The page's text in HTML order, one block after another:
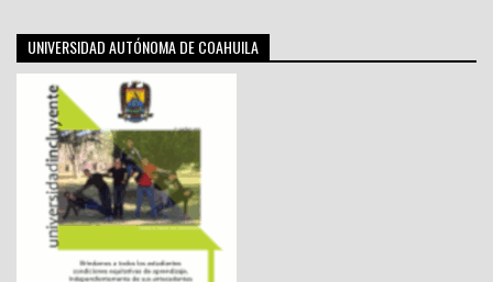
UNIVERSIDAD AUTÓNOMA DE COAHUILA